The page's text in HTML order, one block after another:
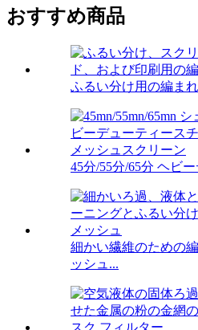
おすすめ商品
ふるい分け用の編ま
45分/55分/65分 ヘビ
細かい繊維のための
ッシュ...